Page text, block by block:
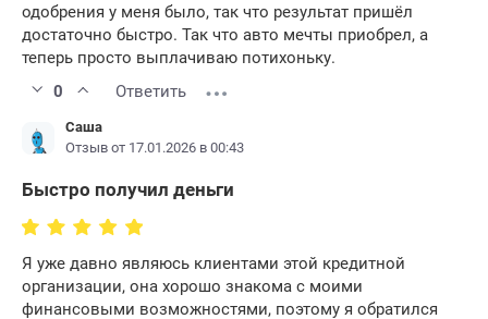
одобрения у меня было, так что результат пришёл
достаточно быстро. Так что авто мечты приобрел, а
теперь просто выплачиваю потихоньку.
0
Ответить
Саша
Отзыв от 17.01.2026 в 00:43
Быстро получил деньги
Я уже давно являюсь клиентами этой кредитной
организации, она хорошо знакома с моими
финансовыми возможностями, поэтому я обратился